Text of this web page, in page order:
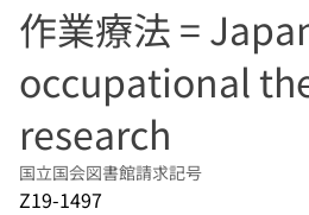
作業療法 =
occupational
research
国立国会図書館請求記号
Z19-1497